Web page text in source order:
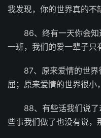
我发现，你的世界真的不
86、终有一天你会
一班，我们的爱一辈子只
87、原来爱情的世
屈；原来爱情的世界很小
88、有些话我们说
些事我们做了也没有说，